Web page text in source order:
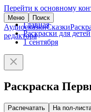
Перейти к основному
Меню Поиск
АудиосказкиСказки
редактора
Главная
Раскраски для детей
1 сентября
Раскраска
Распечатать На пол-